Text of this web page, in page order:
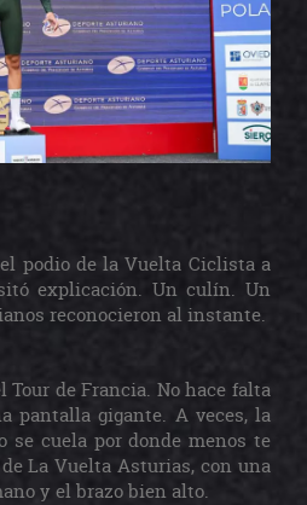
podio de la Vuelta Ciclista a
explicación. Un culín. Un
reconocieron al instante.
Tour de Francia. No hace falta
pantalla gigante. A veces, la
se cuela por donde menos te
La Vuelta Asturias, con una
y el brazo bien alto.